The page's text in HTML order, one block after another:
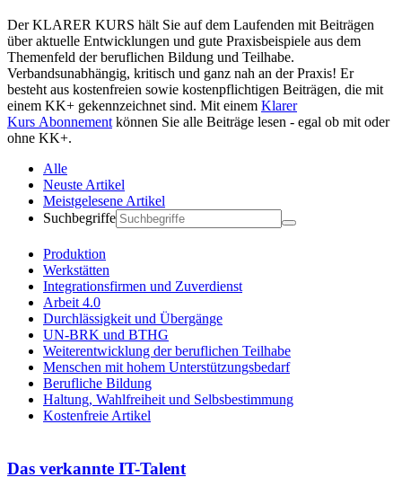
Der KLARER KURS hält Sie auf dem Laufenden mit Beiträgen
über aktuelle Entwicklungen und gute Praxisbeispiele aus dem
Themenfeld der beruflichen Bildung und Teilhabe.
Verbandsunabhängig, kritisch und ganz nah an der Praxis! Er
besteht aus kostenfreien sowie kostenpflichtigen Beiträgen, die mit
einem KK+ gekennzeichnet sind. Mit einem Klarer
Kurs Abonnement können Sie alle Beiträge lesen - egal ob mit oder
ohne KK+.
Alle
Neuste Artikel
Meistgelesene Artikel
Suchbegriffe
Produktion
Werkstätten
Integrationsfirmen und Zuverdienst
Arbeit 4.0
Durchlässigkeit und Übergänge
UN-BRK und BTHG
Weiterentwicklung der beruflichen Teilhabe
Menschen mit hohem Unterstützungsbedarf
Berufliche Bildung
Haltung, Wahlfreiheit und Selbsbestimmung
Kostenfreie Artikel
Das verkannte IT-Talent